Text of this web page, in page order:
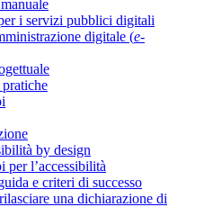
i servizi pubblici digitali
digitale (e-
by design
per l’accessibilità
e criteri di successo
una dichiarazione di